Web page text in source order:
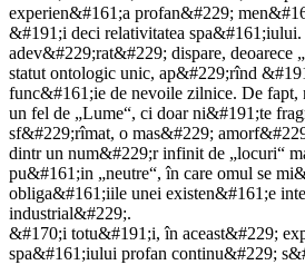
experien&#161;a profan&#229;
&#191;i deci relativitatea spa&#161;iului.
adev&#229;rat&#229; dispare, deoarece
statut ontologic unic, ap&#229;rînd
func&#161;ie de nevoile zilnice. De
un fel de „Lume“, ci doar ni&#191;te
sf&#229;rîmat, o mas&#229;
dintr un num&#229;r infinit de „locuri“
pu&#161;in „neutre“, în care omul se
obliga&#161;iile unei existen&#161;e
industrial&#229;.
&#170;i totu&#191;i, în aceast&#229;
spa&#161;iului profan continu&#229;